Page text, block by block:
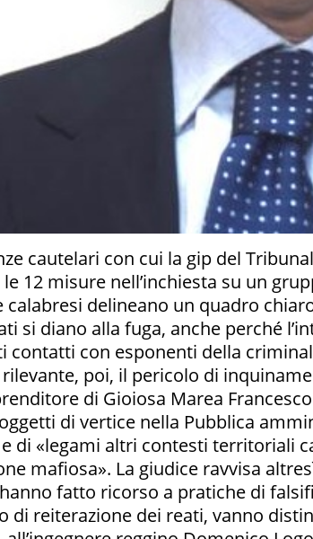
cautelari con cui la gip del
12 misure nell’inchiesta su un
calabresi delineano un quadro
si diano alla fuga, anche perché
contatti con esponenti della
poi, il pericolo di
di Gioiosa Marea
di vertice nella Pubblica
di «legami altri contesti territoriali
mafiosa». La giudice ravvisa
fatto ricorso a pratiche di
di reiterazione dei reati, vanno